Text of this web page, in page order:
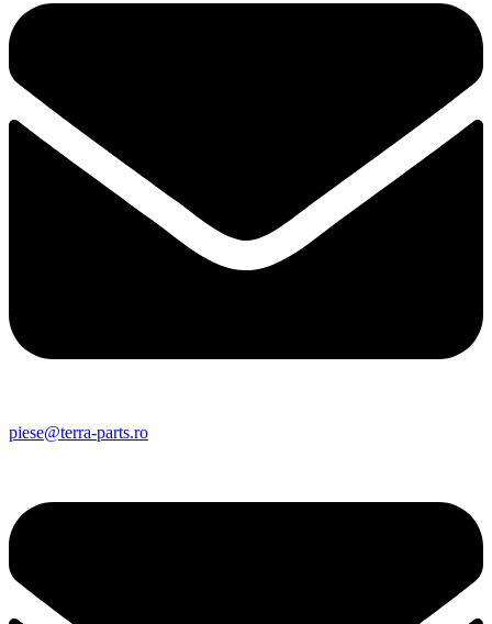
piese@terra-parts.ro